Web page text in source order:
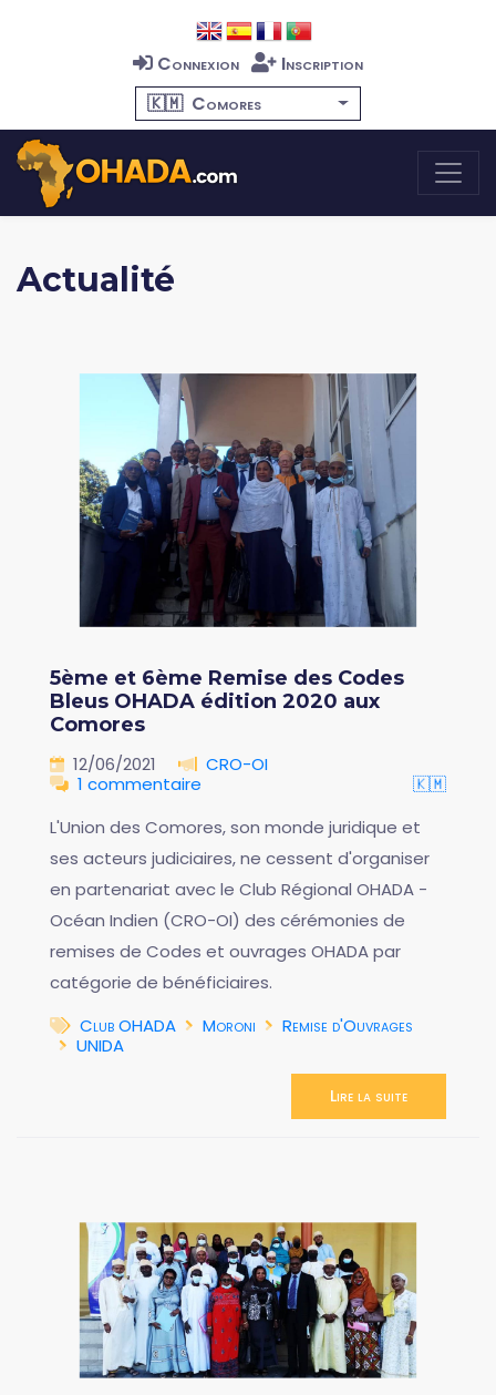
Connexion
Inscription
🇰🇲 Comores
Actualité
5ème et 6ème Remise des Codes
Bleus OHADA édition 2020 aux
Comores
12/06/2021
CRO-OI
1 commentaire
🇰🇲
L'Union des Comores, son monde juridique et
ses acteurs judiciaires, ne cessent d'organiser
en partenariat avec le Club Régional OHADA -
Océan Indien (CRO-OI) des cérémonies de
remises de Codes et ouvrages OHADA par
catégorie de bénéficiaires.
Club OHADA
Moroni
Remise d'Ouvrages
UNIDA
Lire la suite